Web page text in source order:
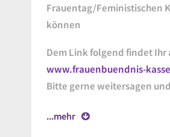
Frauentag/Feministischen
können
Dem Link folgend findet
www.frauenbuendnis-
Bitte gerne weitersagen
...mehr